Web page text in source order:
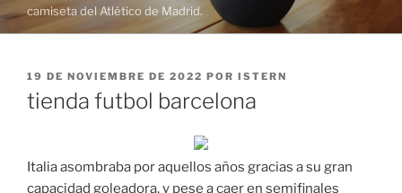
camiseta del Atlético de Madrid.
PUBLICADO
EL
19 DE NOVIEMBRE DE 2022 POR ISTERN
tienda futbol barcelona
Italia asombraba por aquellos años gracias a su gran
capacidad goleadora, y pese a caer en semifinales